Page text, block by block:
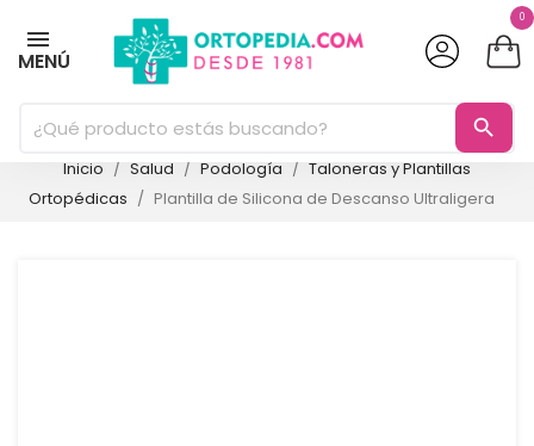
MENÚ
0
search
Inicio Salud Podología
Taloneras y Plantillas
Ortopédicas
Plantilla de Silicona de Descanso Ultraligera